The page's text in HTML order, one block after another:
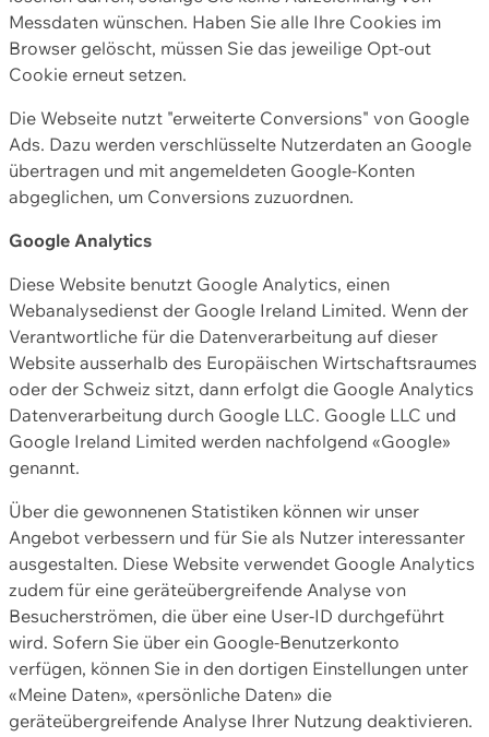
Messdaten wünschen. Haben Sie alle Ihre Cookies im
Browser gelöscht, müssen Sie das jeweilige Opt-out
Cookie erneut setzen.
Die Webseite nutzt "erweiterte Conversions" von Google
Ads. Dazu werden verschlüsselte Nutzerdaten an Google
übertragen und mit angemeldeten Google-Konten
abgeglichen, um Conversions zuzuordnen.
Google Analytics
Diese Website benutzt Google Analytics, einen
Webanalysedienst der Google Ireland Limited. Wenn der
Verantwortliche für die Datenverarbeitung auf dieser
Website ausserhalb des Europäischen Wirtschaftsraumes
oder der Schweiz sitzt, dann erfolgt die Google Analytics
Datenverarbeitung durch Google LLC. Google LLC und
Google Ireland Limited werden nachfolgend «Google»
genannt.
Über die gewonnenen Statistiken können wir unser
Angebot verbessern und für Sie als Nutzer interessanter
ausgestalten. Diese Website verwendet Google Analytics
zudem für eine geräteübergreifende Analyse von
Besucherströmen, die über eine User-ID durchgeführt
wird. Sofern Sie über ein Google-Benutzerkonto
verfügen, können Sie in den dortigen Einstellungen unter
«Meine Daten», «persönliche Daten» die
geräteübergreifende Analyse Ihrer Nutzung deaktivieren.